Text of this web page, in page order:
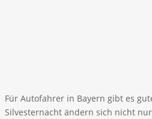
Für Autofahrer in Bayern gibt es
Silvesternacht ändern sich nicht